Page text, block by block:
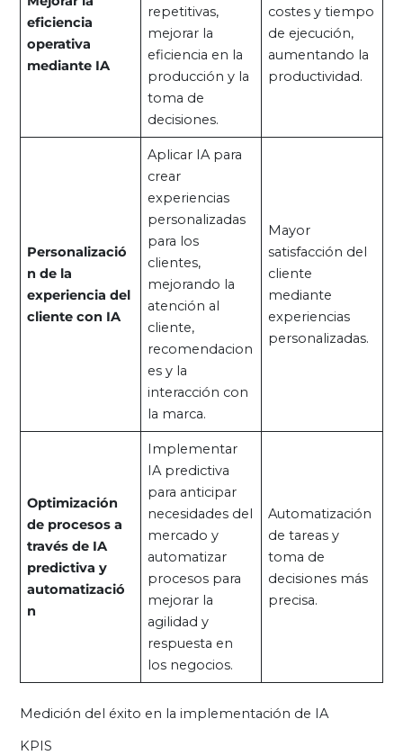
eficiencia
operativa
mediante IA
repetitivas,
mejorar la
eficiencia en la
producción y la
toma de
decisiones.
costes y tiempo
de ejecución,
aumentando la
productividad.
Personalizació
n de la
experiencia del
cliente con IA
Aplicar IA para
crear
experiencias
personalizadas
para los
clientes,
mejorando la
atención al
cliente,
recomendacion
es y la
interacción con
la marca.
Mayor
satisfacción del
cliente
mediante
experiencias
personalizadas.
Optimización
de procesos a
través de IA
predictiva y
automatizació
n
Implementar
IA predictiva
para anticipar
necesidades del
mercado y
automatizar
procesos para
mejorar la
agilidad y
respuesta en
los negocios.
Automatización
de tareas y
toma de
decisiones más
precisa.
Medición del éxito en la implementación de IA
KPIS